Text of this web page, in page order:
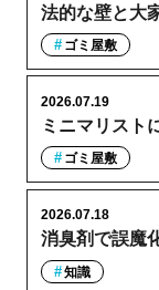
法的な壁と大
ゴミ屋敷
ミニマリスト
2026.07.19
ゴミ屋敷
消臭剤で誤魔
2026.07.18
知識